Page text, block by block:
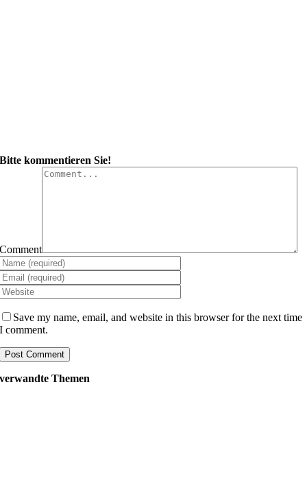
Bitte kommentieren Sie!
Comment
Save my name, email, and website in this browser for the next time
I comment.
verwandte Themen